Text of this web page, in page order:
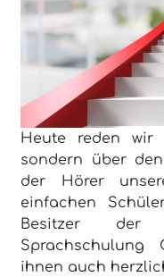
Heute reden
sondern über
der Hörer
einfachen
Besitzer der
Sprachschulung
ihnen auch